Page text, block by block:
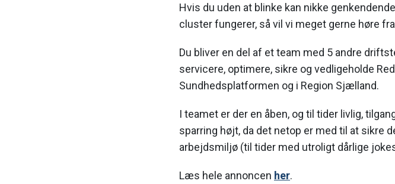
Hvis du uden at blinke kan nikke
cluster fungerer, så vil vi meget gerne høre
Du bliver en del af et team med 5 andre
servicere, optimere, sikre og vedligeholde
Sundhedsplatformen og i Region Sjælland.
I teamet er der en åben, og til tider livlig,
sparring højt, da det netop er med til at sikre
arbejdsmiljø (til tider med utroligt dårlige
Læs hele annoncen her.